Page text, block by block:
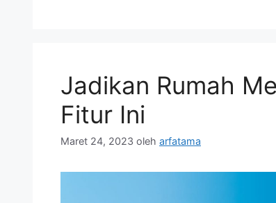
Jadikan Rumah
Fitur Ini
Maret 24, 2023 oleh arfatama